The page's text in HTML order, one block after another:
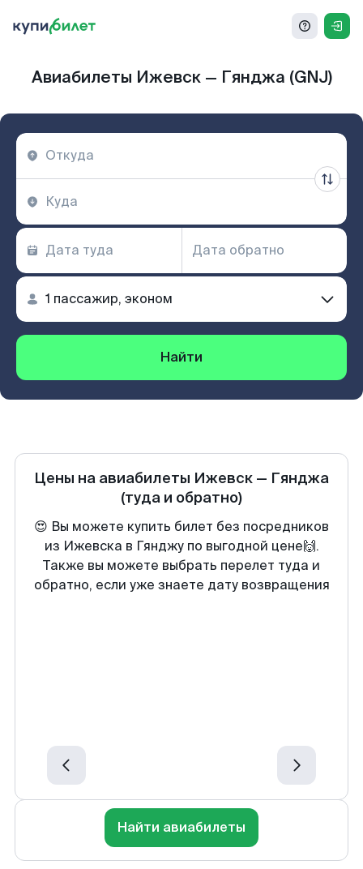
Авиабилеты Ижевск — Гянджа (GNJ)
Найти
Цены на авиабилеты Ижевск — Гянджа
(туда и обратно)
😍 Вы можете купить билет без посредников
из Ижевска в Гянджу по выгодной цене🙌.
Также вы можете выбрать перелет туда и
обратно, если уже знаете дату возвращения
Найти авиабилеты